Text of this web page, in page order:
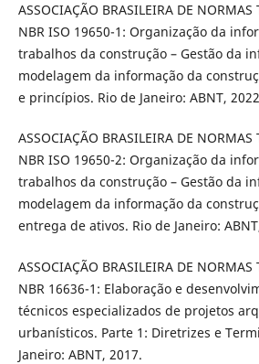
ASSOCIAÇÃO BRASILEIRA DE NORMAS
NBR ISO 19650-1: Organização da
trabalhos da construção – Gestão da
modelagem da informação da
e princípios. Rio de Janeiro: ABNT,
ASSOCIAÇÃO BRASILEIRA DE NORMAS
NBR ISO 19650-2: Organização da
trabalhos da construção – Gestão da
modelagem da informação da
entrega de ativos. Rio de Janeiro:
ASSOCIAÇÃO BRASILEIRA DE NORMAS
NBR 16636-1: Elaboração e
técnicos especializados de projetos
urbanísticos. Parte 1: Diretrizes e
Janeiro: ABNT, 2017.